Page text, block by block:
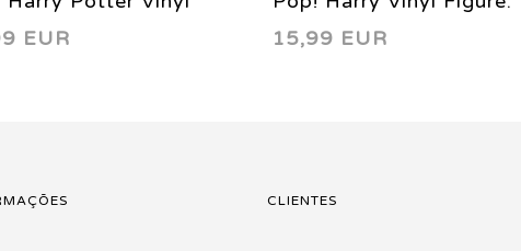
Cedric Gregory Yule
EUR
George Weasley Yule Ball
15,99 EUR
CLIENTES